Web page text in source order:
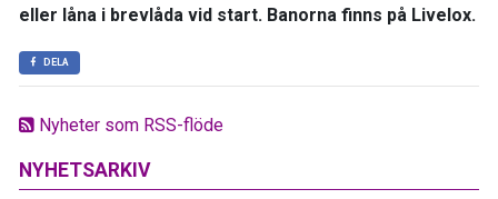
Nyheter som RSS-flöde
NYHETSARKIV
eller låna i brevlåda vid start. Banorna finns på Livelox.
DELA